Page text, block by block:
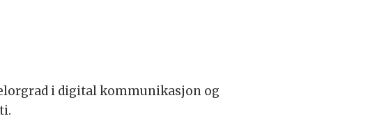
i digital kommunikasjon og